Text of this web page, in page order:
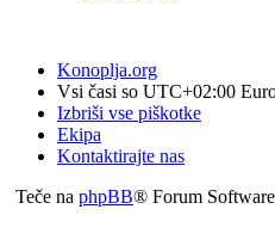
Konoplja.org
Vsi časi so UTC+02:00
Izbriši vse piškotke
Ekipa
Kontaktirajte nas
Teče na phpBB® Forum